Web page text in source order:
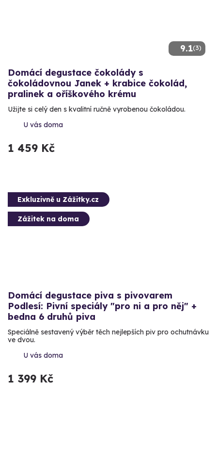
9.1(3)
Domácí degustace čokolády s
čokoládovnou Janek + krabice čokolád,
pralinek a oříškového krému
Užijte si celý den s kvalitní ručně vyrobenou čokoládou.
U vás doma
1 459 Kč
Exkluzivně u Zážitky.cz
Zážitek na doma
Domácí degustace piva s pivovarem
Podlesí: Pivní speciály "pro ni a pro něj" +
bedna 6 druhů piva
Speciálně sestavený výběr těch nejlepších piv pro ochutnávku
ve dvou.
U vás doma
1 399 Kč